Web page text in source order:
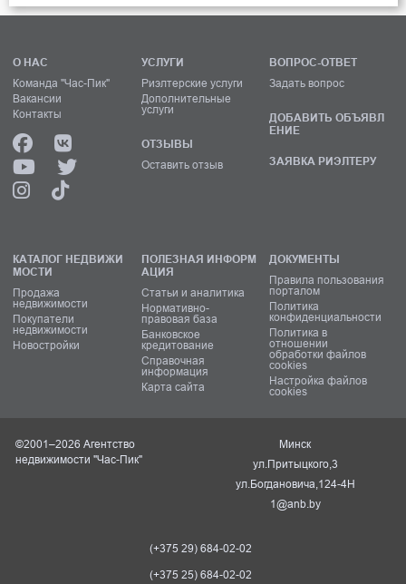
О НАС
Команда "Час-Пик"
Вакансии
Контакты
УСЛУГИ
Риэлтерские услуги
Дополнительные
услуги
ОТЗЫВЫ
Оставить отзыв
ВОПРОС-ОТВЕТ
Задать вопрос
ДОБАВИТЬ ОБЪЯВЛ
ЕНИЕ
ЗАЯВКА РИЭЛТЕРУ
КАТАЛОГ НЕДВИЖИ
МОСТИ
Продажа
недвижимости
Покупатели
недвижимости
Новостройки
ПОЛЕЗНАЯ ИНФОРМ
АЦИЯ
Статьи и аналитика
Нормативно-
правовая база
Банковское
кредитование
Справочная
информация
Карта сайта
ДОКУМЕНТЫ
Правила пользования
порталом
Политика
конфиденциальности
Политика в
отношении
обработки файлов
cookies
Настройка файлов
cookies
©2001–2026 Агентство
недвижимости "Час-Пик"
Минск
ул.Притыцкого,3
ул.Богдановича,124-4Н
1@anb.by
(+375 29) 684-02-02
(+375 25) 684-02-02